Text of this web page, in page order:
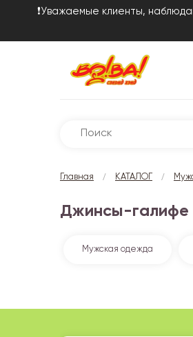
❗Уважаемые клиенты,
Главная / КАТАЛОГ /
Джинсы-галифе
Мужская одежда